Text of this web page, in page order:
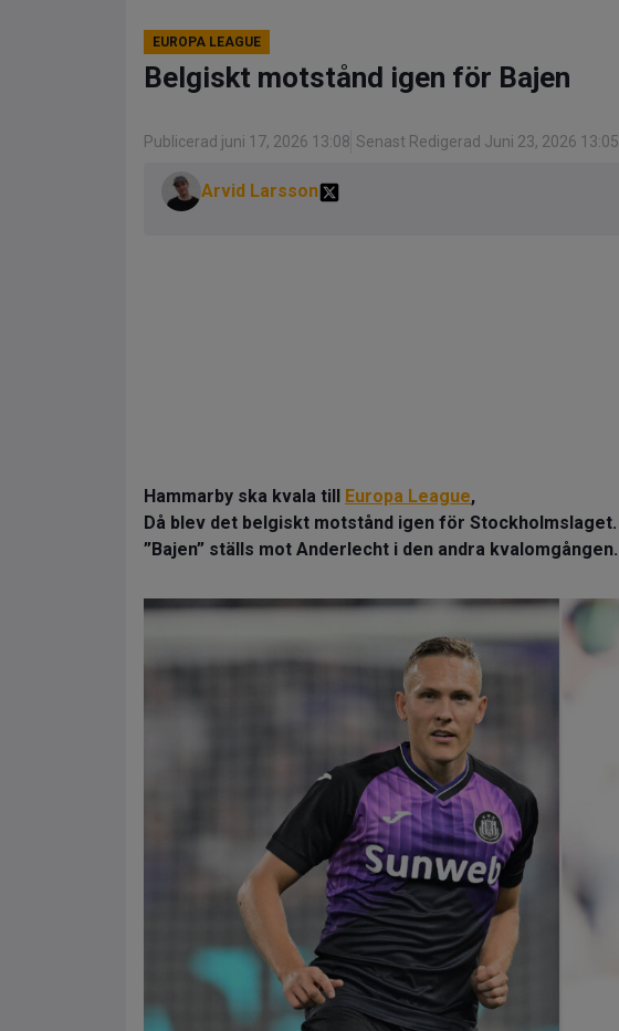
EUROPA LEAGUE
Belgiskt motstånd igen för Bajen
Publicerad juni 17, 2026 13:08 Senast Redigerad Juni 23, 2026 13:05
Arvid Larsson
Hammarby ska kvala till Europa League,
Då blev det belgiskt motstånd igen för Stockholmslaget.
”Bajen” ställs mot Anderlecht i den andra kvalomgången.